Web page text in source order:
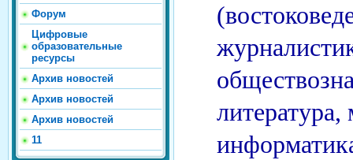
Форум
Цифровые
образовательные
ресурсы
Архив новостей
Архив новостей
Архив новостей
11
литература,